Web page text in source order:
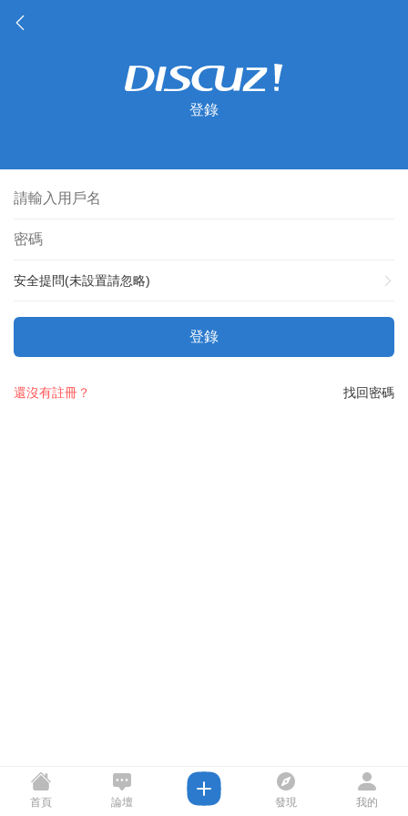
登錄
安全提問(未設置請忽略)
登錄
找回密碼
還沒有註冊？
首頁 論壇 發現 我的